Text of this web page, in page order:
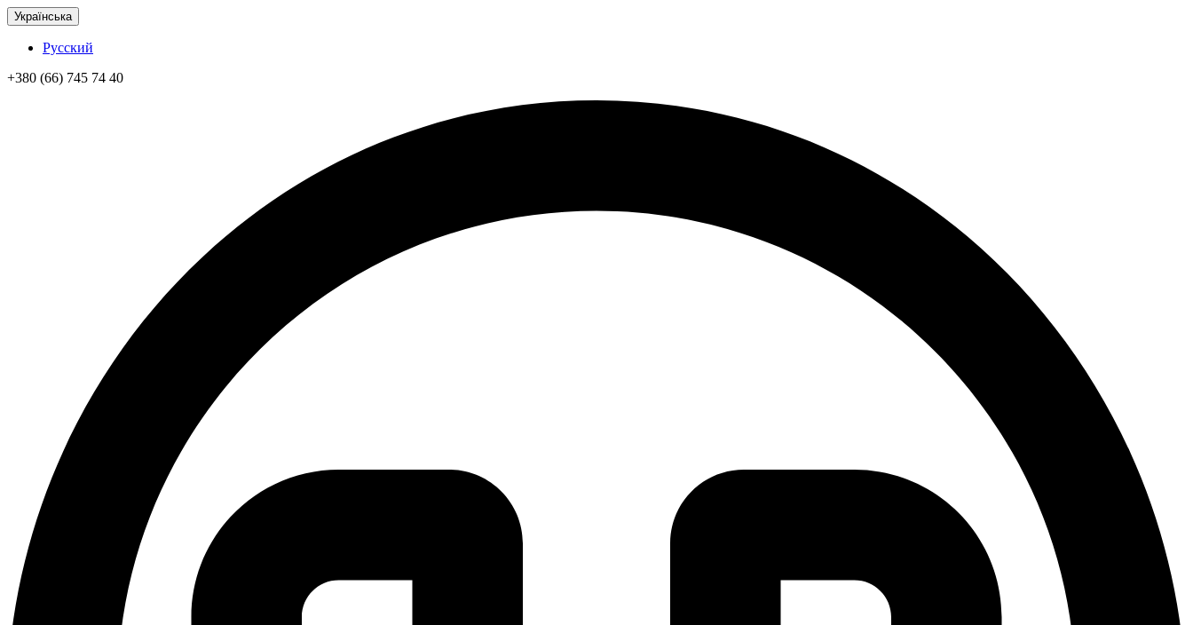
Українська
Русский
+380 (66) 745 74 40